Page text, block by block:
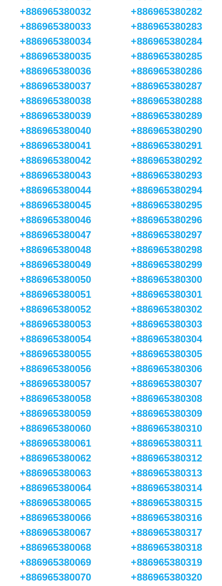
+886965380032
+886965380033
+886965380034
+886965380035
+886965380036
+886965380037
+886965380038
+886965380039
+886965380040
+886965380041
+886965380042
+886965380043
+886965380044
+886965380045
+886965380046
+886965380047
+886965380048
+886965380049
+886965380050
+886965380051
+886965380052
+886965380053
+886965380054
+886965380055
+886965380056
+886965380057
+886965380058
+886965380059
+886965380060
+886965380061
+886965380062
+886965380063
+886965380064
+886965380065
+886965380066
+886965380067
+886965380068
+886965380069
+886965380070
+886965380282
+886965380283
+886965380284
+886965380285
+886965380286
+886965380287
+886965380288
+886965380289
+886965380290
+886965380291
+886965380292
+886965380293
+886965380294
+886965380295
+886965380296
+886965380297
+886965380298
+886965380299
+886965380300
+886965380301
+886965380302
+886965380303
+886965380304
+886965380305
+886965380306
+886965380307
+886965380308
+886965380309
+886965380310
+886965380311
+886965380312
+886965380313
+886965380314
+886965380315
+886965380316
+886965380317
+886965380318
+886965380319
+886965380320